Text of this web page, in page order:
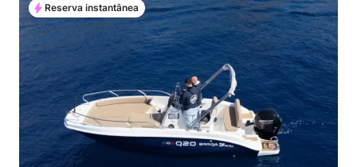
Reserva instantânea